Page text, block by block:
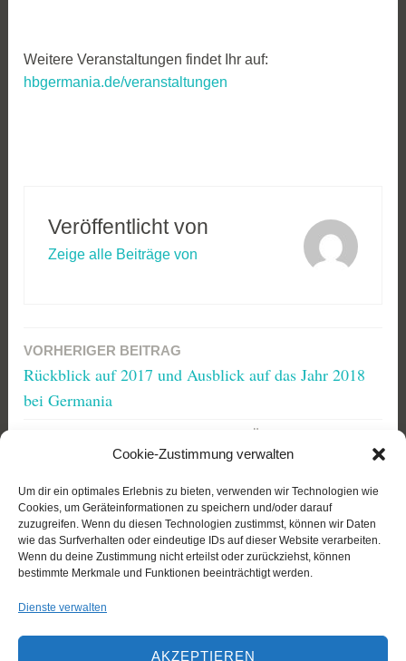
Cookie-Zustimmung verwalten
Um dir ein optimales Erlebnis zu bieten, verwenden wir Technologien wie
Cookies, um Geräteinformationen zu speichern und/oder darauf
zuzugreifen. Wenn du diesen Technologien zustimmst, können wir Daten
wie das Surfverhalten oder eindeutige IDs auf dieser Website verarbeiten.
Wenn du deine Zustimmung nicht erteilst oder zurückziehst, können
bestimmte Merkmale und Funktionen beeinträchtigt werden.
Dienste verwalten
AKZEPTIEREN
Weitere Veranstaltungen findet Ihr auf:
hbgermania.de/veranstaltungen
Veröffentlicht von
Zeige alle Beiträge von
Beitragsnavigation
VORHERIGER BEITRAG
Rückblick auf 2017 und Ausblick auf das Jahr 2018
bei Germania
Vortrag zu Chilenischen Burschenschaften nach
deutscher Tradition